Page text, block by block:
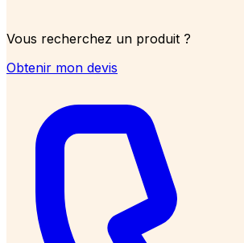
Vous recherchez un produit ?
Obtenir mon devis